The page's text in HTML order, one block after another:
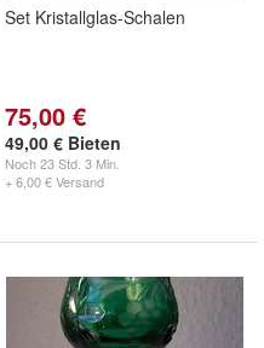
Set Kristallglas-Schalen
75,00 €
49,00 € Bieten
Noch23 Std. 3 Min.
+ 6,00 € Versand